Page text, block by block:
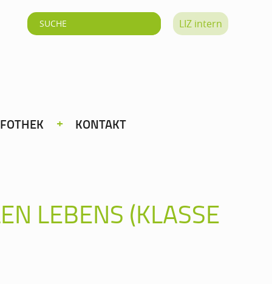
LIZ intern
KONTAKT
LEBENS (KLASSE